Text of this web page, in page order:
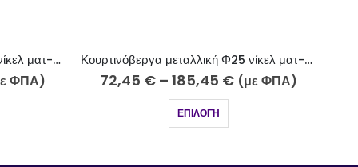
Κουρτινόβεργα μεταλλική Φ25 νίκελ ματ-strass Ζάκυνθος Κ43-2510-18
ΦΠΑ)
Κουρτινόβεργα μεταλλική Φ25 νίκελ ματ Σκύρος K50-2510
78,45€ – 191,45 € (με ΦΠΑ)
ΕΠΙΛΟΓΉ